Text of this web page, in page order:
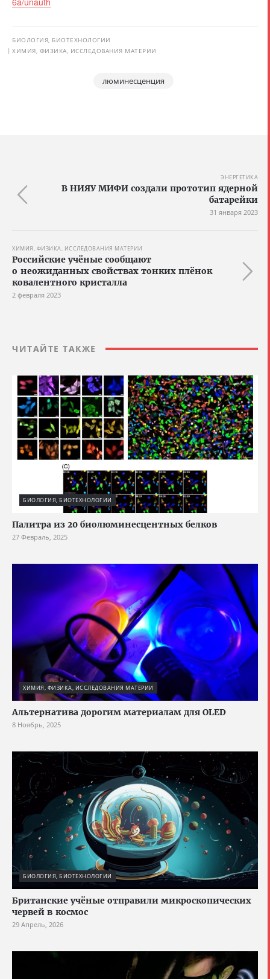
БИОЛОГИЯ, БИОТЕХНОЛОГИИ
ХИМИЯ, ФИЗИКА, ИССЛЕДОВАНИЯ МАТЕРИИ
люминесценция
ЭНЕРГЕТИКА
В НИЯУ МИФИ создали прототип ядерной
батарейки
31 января 2023
ХИМИЯ, ФИЗИКА, ИССЛЕДОВАНИЯ МАТЕРИИ
Российские учёные сообщают
о неожиданных свойствах тонких плёнок
ковалентного кристалла
2 февраля 2023
ЧИТАЙТЕ ТАКЖЕ
БИОЛОГИЯ, БИОТЕХНОЛОГИИ
Палитра из 20 биолюминесцентных белков
27 Февраль, 2025
ХИМИЯ, ФИЗИКА, ИССЛЕДОВАНИЯ МАТЕРИИ
Альтернатива дорогим материалам для OLED
8 Ноябрь, 2025
БИОЛОГИЯ, БИОТЕХНОЛОГИИ
Британские учёные отправили микроскопических
червей в космос
29 Апрель, 2026